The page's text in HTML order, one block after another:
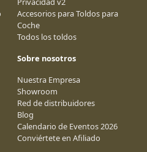
Accesorios para Toldos para
Coche
Todos los toldos
Sobre nosotros
Nuestra Empresa
Showroom
Red de distribuidores
Blog
Calendario de Eventos 2026
Conviértete en Afiliado